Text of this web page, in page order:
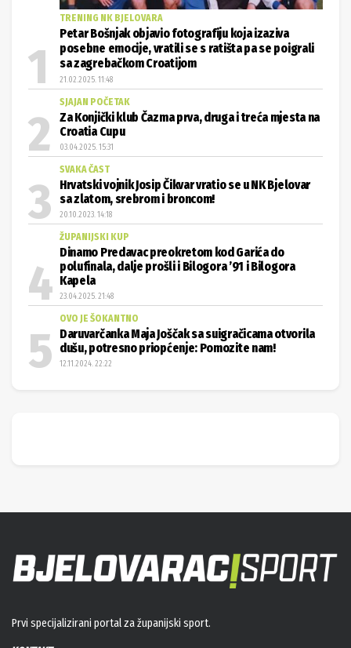
TRENING NK BJELOVARA
Petar Bošnjak objavio fotografiju koja izaziva
posebne emocije, vratili se s ratišta pa se poigrali
sa zagrebačkom Croatijom
21.02.2025. 11:48
SJAJAN POČETAK
Za Konjički klub Čazma prva, druga i treća mjesta na
Croatia Cupu
03.04.2025. 15:31
SVAKA ČAST
Hrvatski vojnik Josip Čikvar vratio se u NK Bjelovar
sa zlatom, srebrom i broncom!
20.10.2023. 14:18
ŽUPANIJSKI KUP
Dinamo Predavac preokretom kod Garića do
polufinala, dalje prošli i Bilogora ’91 i Bilogora
Kapela
23.04.2025. 21:48
OVO JE ŠOKANTNO
Daruvarčanka Maja Joščak sa suigračicama otvorila
dušu, potresno priopćenje: Pomozite nam!
12.11.2024. 22:22
Prvi specijalizirani portal za županijski sport.